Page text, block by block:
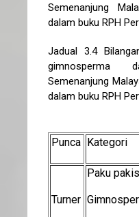
Semenanjung
dalam buku RPH
Jadual 3.4
gimnosperma
Semenanjung
dalam buku RPH
Punca Kategori
Turner
Paku pakis